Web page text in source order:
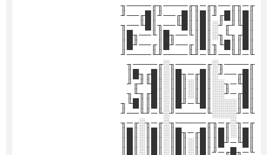
╓─╖╓──╖╓─╖╓────╖╓────╖
║█║║█╓╜║█║║█╓──╜║█╓──╜
║█╙╜╓╜░║█║║█╙──╖║█╙──╖
║█╓╖╙╖░║█║╙──╖█║╙──╖█║
║█║║█╙╖║█║╓──╜█║╓──╜█║
╙─╜╙──╜╙─╜╙────╜╙────╜
╓────╖░╓─────╖░╓────╖
║█╓──╜░║█╓─╖█║░║█╓╖█║
║█╙─╖░░║█║░║█║░║█╙╜╓╜
║█╓─╜░░║█║░║█║░║█╓╖╙╖
║█║░░░░║█╙─╜█║░║█║║█╙╖
╙─╜░░░░╙─────╜░╙─╜╙──╜
╓─╖░╓─╖╓─────╖░╓─╖░╓─╖
║█║░║█║║█╓─╖█║░║█║░║█║
║█╙─╜█║║█║░║█║░║█║░║█║
╙─╖█╓─╜║█║░║█║░║█║░║█║